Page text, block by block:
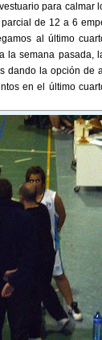
para calmar
de 12 a 6
al último
la semana pasada,
dando la opción de
en el último